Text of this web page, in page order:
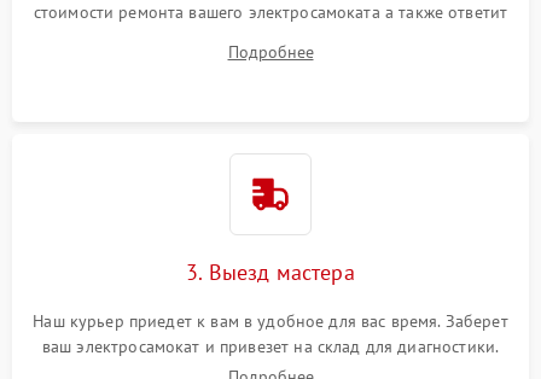
стоимости ремонта вашего электросамоката а также ответит
Подробнее
3. Выезд мастера
Наш курьер приедет к вам в удобное для вас время. Заберет
ваш электросамокат и привезет на склад для диагностики.